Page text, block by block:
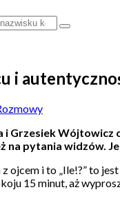
i
i Grzesiek
na pytania widzów.
ojcem i to „Ile!?” to
15 minut, aż